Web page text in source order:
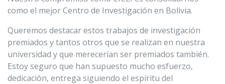
como el mejor Centro de Investigación en Bolivia.
Queremos destacar estos trabajos de investigación
premiados y tantos otros que se realizan en nuestra
universidad y que merecerían ser premiados también.
Estoy seguro que han supuesto mucho esfuerzo,
dedicación, entrega siguiendo el espíritu del